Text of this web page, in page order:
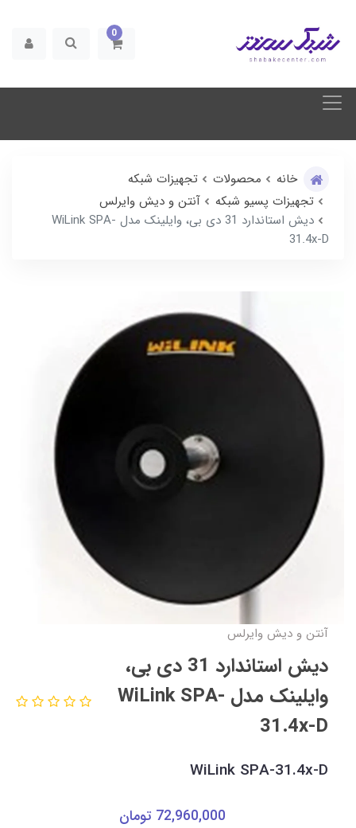
0
خانه محصولات
تجهیزات شبکه
تجهیزات پسیو شبکه
آنتن و دیش وایرلس
دیش استاندارد 31 دی بی، وایلینک مدل WiLink SPA-
31.4x-D
آنتن و دیش وایرلس
دیش استاندارد 31 دی بی،
وایلینک مدل WiLink SPA-
31.4x-D
WiLink SPA-31.4x-D
72,960,000 تومان